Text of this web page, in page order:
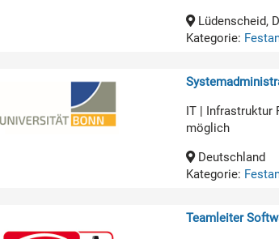
Lüdenscheid,
Kategorie:
IT | Infrastruktur
möglich
Deutschland
Kategorie:
Teamleiter